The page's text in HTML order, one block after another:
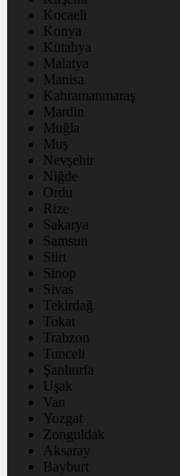
Kocaeli
Konya
Kütahya
Malatya
Manisa
Kahramanmaraş
Mardin
Muğla
Muş
Nevşehir
Niğde
Ordu
Rize
Sakarya
Samsun
Siirt
Sinop
Sivas
Tekirdağ
Tokat
Trabzon
Tunceli
Şanlıurfa
Uşak
Van
Yozgat
Zonguldak
Aksaray
Bayburt